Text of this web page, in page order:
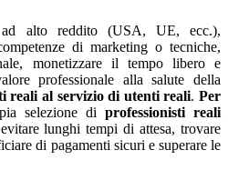
alto reddito (USA, UE, ecc.),
di marketing o tecniche,
monetizzare il tempo libero e
professionale alla salute della
reali al servizio di utenti reali.Per
selezione di professionisti reali
lunghi tempi di attesa, trovare
di pagamenti sicuri e superare le